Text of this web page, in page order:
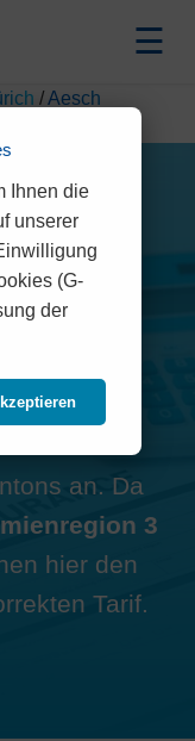
☰
/Aesch
in
(8412)
Viele
an. Da
3
hier den
Tarif.
Ihnen die
unserer
(G-
der